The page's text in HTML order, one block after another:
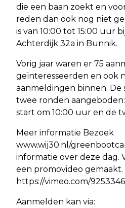
die een baan zoekt en
reden dan ook nog niet
is van 10:00 tot 15:00 uur
Achterdijk 32a in Bunnik.
Vorig jaar waren er 75
geïnteresseerden en ook
aanmeldingen binnen. De
twee ronden
start om 10:00 uur en de
Meer informatie Bezoek
www.wij30.nl/
informatie over deze dag.
een promovideo gemaakt.
https://vimeo.com/
Aanmelden kan via: